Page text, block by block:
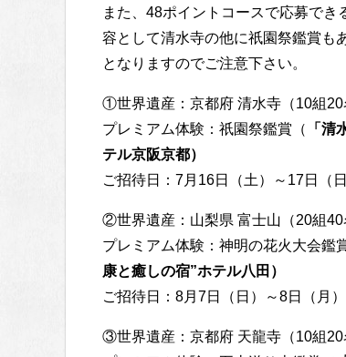
また、48ポイントコースで応募で
容として清水寺の他に祇園祭鑑賞も
となりますのでご注意下さい。
①世界遺産：京都府 清水寺（10組20
プレミアム体験：祇園祭鑑賞（
「
テル京阪京都）
ご招待日：7月16日（土）～17日（
②世界遺産：山梨県 富士山（20組40
プレミアム体験：神明の花火大会鑑
康と癒しの宿”ホテル八田）
ご招待日：8月7日（日）～8日（月）
③世界遺産：京都府 天龍寺（10組20